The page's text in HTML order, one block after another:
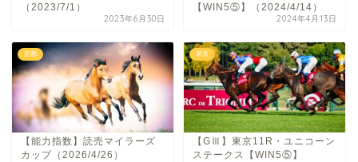
（2023/7/1）
2023年6月30日
【WIN5⑤】（2024/4/14）
2024年4月13日
京都
【能力指数】読売マイラーズ
カップ（2026/4/26）
東京
【GⅢ】東京11R・ユニコーン
ステークス【WIN5⑤】